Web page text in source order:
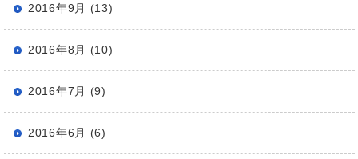
2016年9月 (13)
2016年8月 (10)
2016年7月 (9)
2016年6月 (6)